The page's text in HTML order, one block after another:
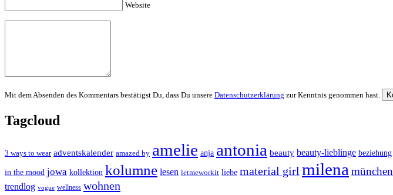
Website
Mit dem Absenden des Kommentars bestätigst Du, dass Du unsere Datenschutzerklärung zur Kenntnis genommen hast.
Tagcloud
3 ways to wear adventskalender amazed by amelie anja antonia beauty beauty-lieblinge beziehung
in the mood jowa kollektion kolumne lesen letmeworkit liebe material girl milena münchen
trendlog vogue wellness wohnen